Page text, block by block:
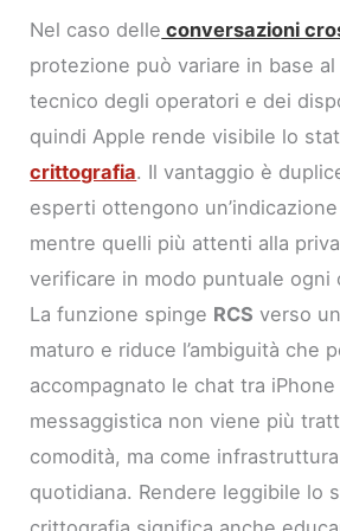
Nel caso delle conversazioni
protezione può variare in base
tecnico degli operatori e dei
quindi Apple rende visibile lo
crittografia. Il vantaggio è
esperti ottengono
mentre quelli più attenti alla
verificare in modo puntuale ogni
La funzione spinge RCS verso
maturo e riduce l’ambiguità che
accompagnato le chat tra
messaggistica non viene più
comodità, ma come
quotidiana. Rendere leggibile lo